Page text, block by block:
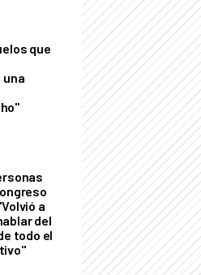
que
una
a
del
todo el